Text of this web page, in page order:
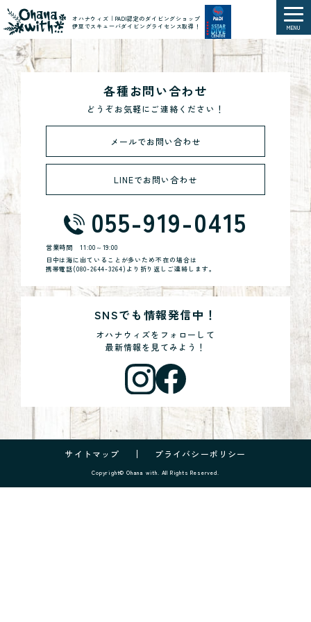
オハナウィズ｜PADI認定のダイビングショップ
伊豆でスキューバダイビングライセンス取得！
MENU
各種お問い合わせ
どうぞお気軽にご連絡ください！
メールでお問い合わせ
LINEでお問い合わせ
055-919-0415
営業時間11:00～19:00
日中は海に出ていることが多いため不在の場合は
携帯電話(080-2644-3264)より折り返しご連絡します。
SNSでも情報発信中！
オハナウィズをフォローして
最新情報を見てみよう！
サイトマップ プライバシーポリシー
Copyright© Ohana with. All Rights Reserved.